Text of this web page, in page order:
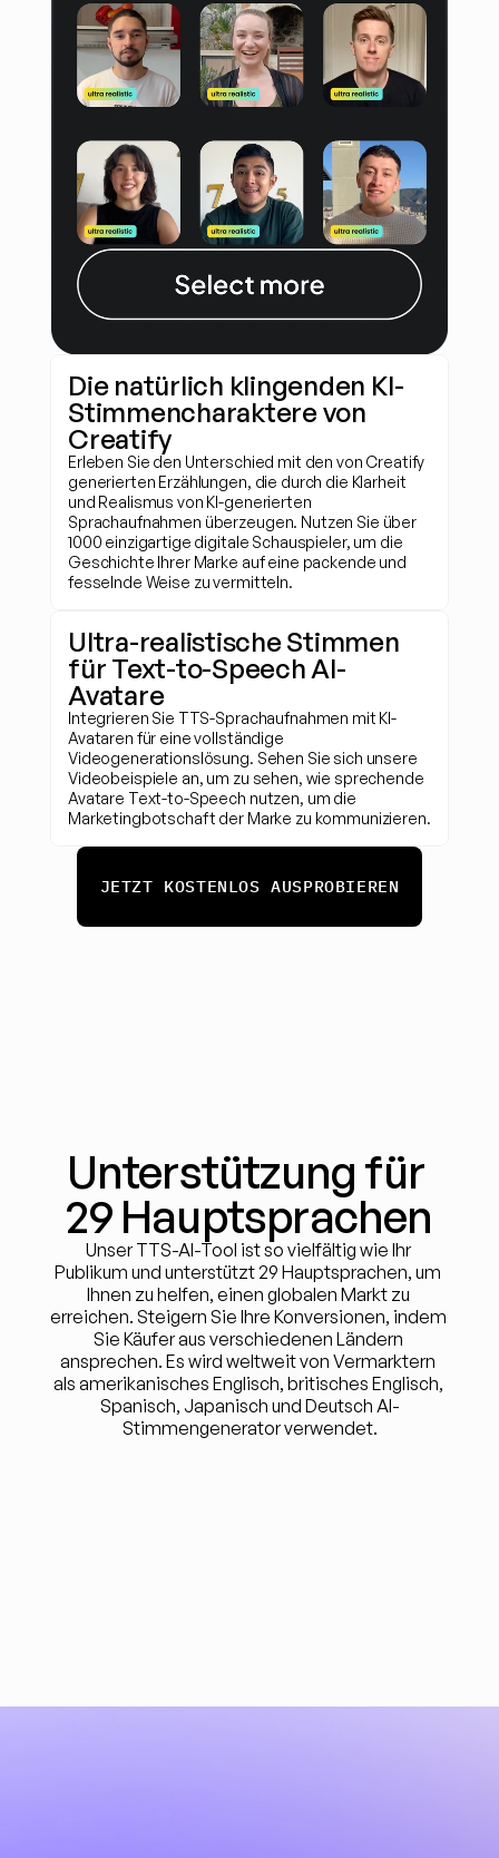
Die natürlich klingenden KI-
Stimmencharaktere von
Creatify
Erleben Sie den Unterschied mit den von Creatify
generierten Erzählungen, die durch die Klarheit
und Realismus von KI-generierten
Sprachaufnahmen überzeugen. Nutzen Sie über
1000 einzigartige digitale Schauspieler, um die
Geschichte Ihrer Marke auf eine packende und
fesselnde Weise zu vermitteln.
Ultra-realistische Stimmen
für Text-to-Speech AI-
Avatare
Integrieren Sie TTS-Sprachaufnahmen mit KI-
Avataren für eine vollständige
Videogenerationslösung. Sehen Sie sich unsere
Videobeispiele an, um zu sehen, wie sprechende
Avatare Text-to-Speech nutzen, um die
Marketingbotschaft der Marke zu kommunizieren.
JETZT KOSTENLOS AUSPROBIEREN
Unterstützung für
29 Hauptsprachen
Unser TTS-AI-Tool ist so vielfältig wie Ihr
Publikum und unterstützt 29 Hauptsprachen, um
Ihnen zu helfen, einen globalen Markt zu
erreichen. Steigern Sie Ihre Konversionen, indem
Sie Käufer aus verschiedenen Ländern
ansprechen. Es wird weltweit von Vermarktern
als amerikanisches Englisch, britisches Englisch,
Spanisch, Japanisch und Deutsch AI-
Stimmengenerator verwendet.